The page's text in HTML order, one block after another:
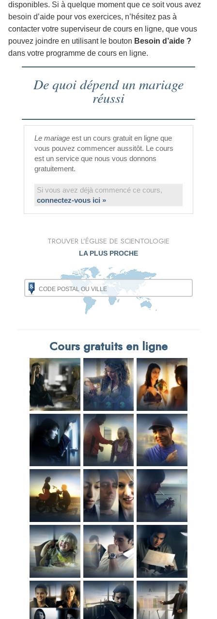
disponibles. Si à quelque moment que ce soit vous avez
besoin d’aide pour vos exercices, n’hésitez pas à
contacter votre superviseur de cours en ligne, que vous
pouvez joindre en utilisant le bouton Besoin d’aide ?
dans votre programme de cours en ligne.
De quoi dépend un mariage
réussi
Le mariage est un cours gratuit en ligne que
vous pouvez commencer aussitôt. Le cours
est un service que nous vous donnons
gratuitement.
Si vous avez déjà commencé ce cours,
connectez-vous ici »
TROUVER L’ÉGLISE DE SCIENTOLOGIE
LA PLUS PROCHE
Cours gratuits en ligne